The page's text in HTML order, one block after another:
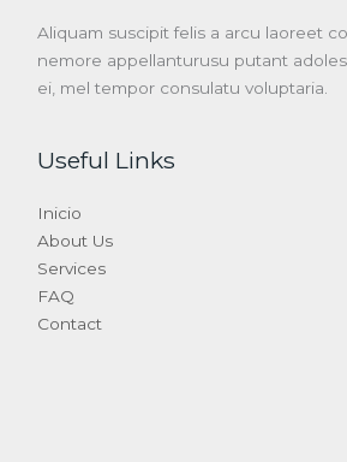
Aliquam suscipit felis a arcu laoreet
nemore appellanturusu putant
ei, mel tempor consulatu voluptaria.
Useful Links
Inicio
About Us
Services
FAQ
Contact